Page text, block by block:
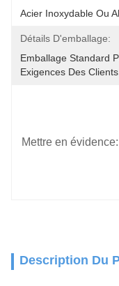
Acier Inoxydable Ou
Détails D'emballage:
Emballage Standard
Exigences Des Clients.
Mettre en évidence:
Description Du